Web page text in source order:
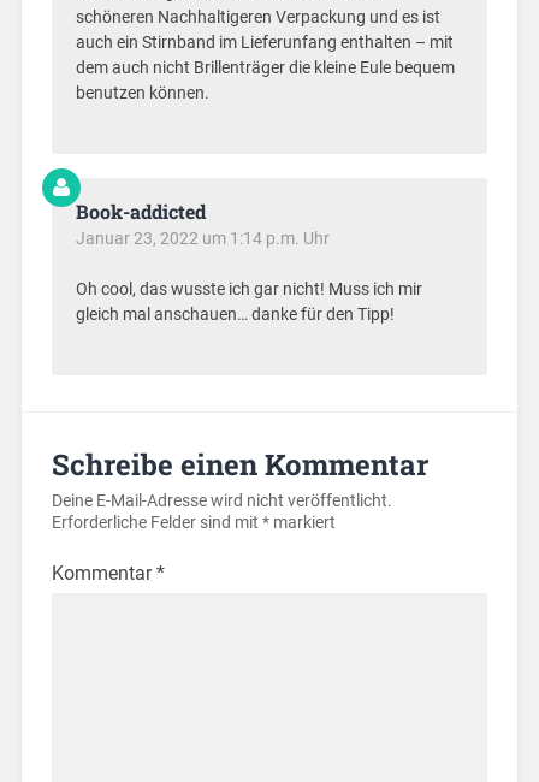
schöneren Nachhaltigeren Verpackung und es ist
auch ein Stirnband im Lieferunfang enthalten – mit
dem auch nicht Brillenträger die kleine Eule bequem
benutzen können.
Book-addicted
Januar 23, 2022 um 1:14 p.m. Uhr
Oh cool, das wusste ich gar nicht! Muss ich mir
gleich mal anschauen… danke für den Tipp!
Schreibe einen Kommentar
Deine E-Mail-Adresse wird nicht veröffentlicht.
Erforderliche Felder sind mit *markiert
Kommentar*